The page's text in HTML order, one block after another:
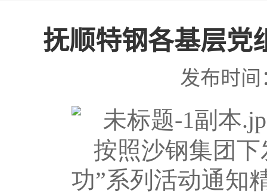
抚顺特钢各基层党
发布时
按照沙钢集团下
功”系列活动通知